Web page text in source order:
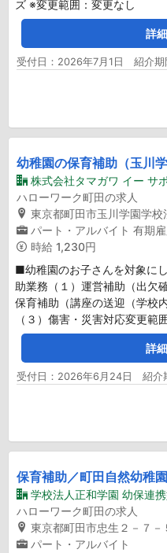
ズ ※変更範囲：変更なし
詳
受付日：2026年7月1日 紹介期
幼稚園の保育補助（玉川
株式会社タマガワ イー サ
ハローワーク町田の求人
東京都町田市玉川学園学
パート・アルバイト 有期
時給 1,230円
■幼稚園のお子さんを対象に
助業務（１）運営補助（出欠
保育補助（講座の送迎（学校
（３）傷害・災害対応変更範
詳
受付日：2026年6月24日 紹介
保育補助／町田自然幼稚
学校法人正和学園 幼保連
ハローワーク町田の求人
東京都町田市忠生２－７－
パート・アルバイト